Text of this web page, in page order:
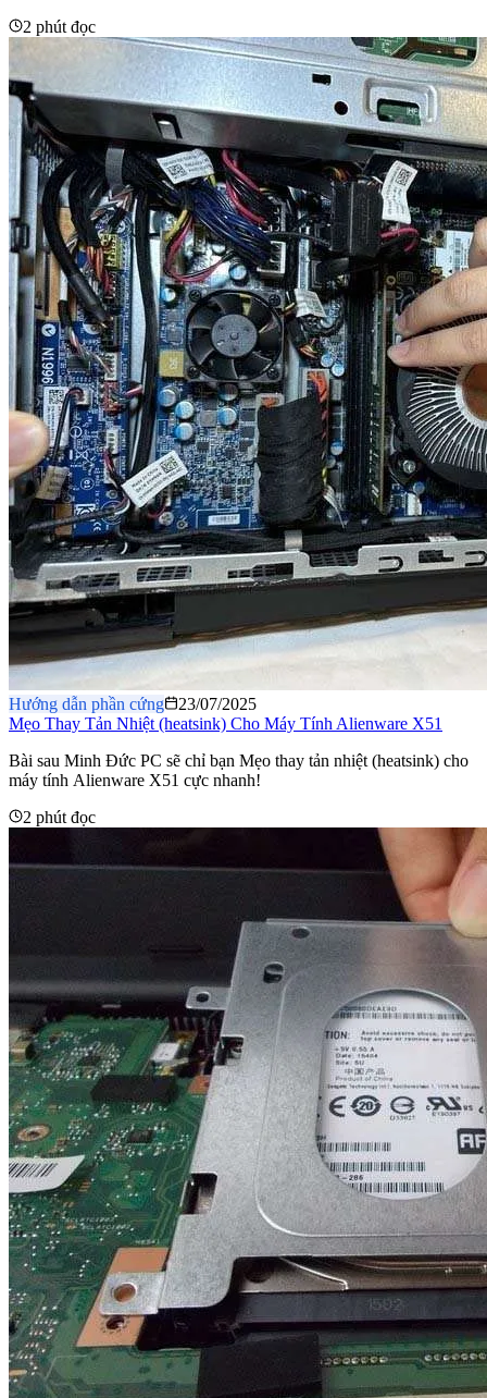
2 phút đọc
Hướng dẫn phần cứng
23/07/2025
Mẹo Thay Tản Nhiệt (heatsink) Cho Máy Tính Alienware X51
Bài sau Minh Đức PC sẽ chỉ bạn Mẹo thay tản nhiệt (heatsink) cho
máy tính Alienware X51 cực nhanh!
2 phút đọc